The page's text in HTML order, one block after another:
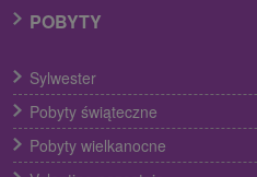
POBYTY
Sylwester
Pobyty świąteczne
Pobyty wielkanocne